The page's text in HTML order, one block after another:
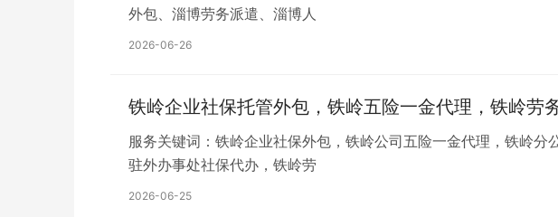
外包、淄博劳务派遣、淄博人
2026-06-26
铁岭企业社保托管外包，铁岭五险一金代理，铁岭劳
服务关键词：铁岭企业社保外包，铁岭公司五险一金代理，铁岭分
驻外办事处社保代办，铁岭劳
2026-06-25